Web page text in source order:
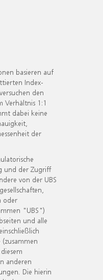
basieren auf
Index-
den
Verhältnis 1:1
dabei keine
der
und der Zugriff
von der UBS
oder
"UBS")
und alle
anderen
Die hierin